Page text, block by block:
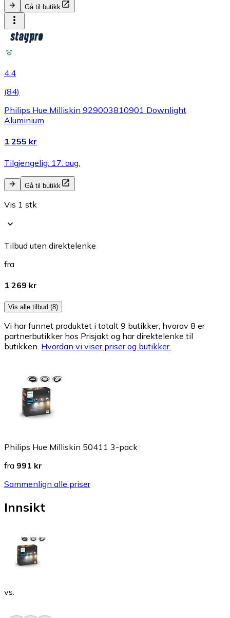
Gå til butikk
4.4
(84)
Philips Hue Milliskin 929003810901 Downlight
Aluminium
1 255 kr
Tilgjengelig: 17. aug.
Gå til butikk
Vis 1 stk
Tilbud uten direktelenke
fra
1 269 kr
Vis alle tilbud (8)
Vi har funnet produktet i totalt 9 butikker, hvorav 8 er
partnerbutikker hos Prisjakt og har direktelenke til
butikken. Hvordan vi viser priser og butikker.
Philips Hue Milliskin 50411 3-pack
fra 991 kr
Sammenlign alle priser
Innsikt
vs.